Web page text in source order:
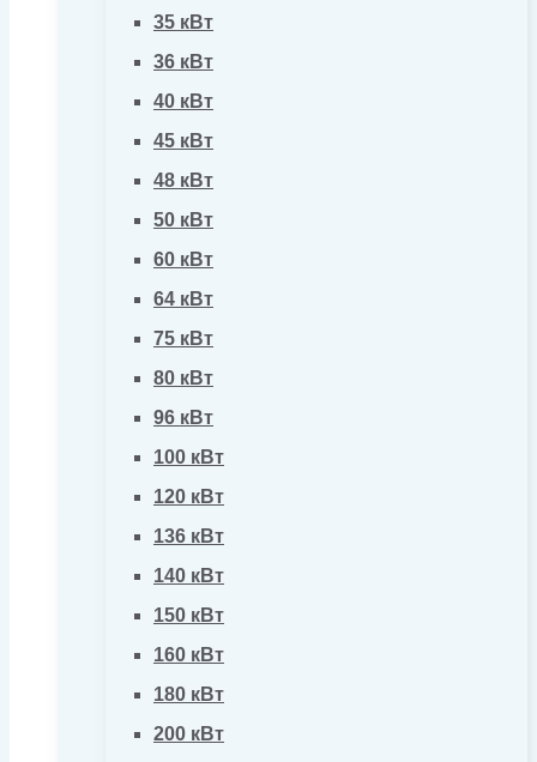
35 кВт
36 кВт
40 кВт
45 кВт
48 кВт
50 кВт
60 кВт
64 кВт
75 кВт
80 кВт
96 кВт
100 кВт
120 кВт
136 кВт
140 кВт
150 кВт
160 кВт
180 кВт
200 кВт